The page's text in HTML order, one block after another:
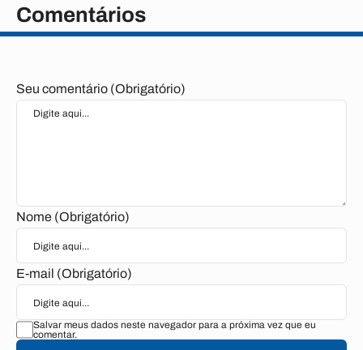
Comentários
Seu comentário (Obrigatório)
Nome (Obrigatório)
E-mail (Obrigatório)
Salvar meus dados neste navegador para a próxima vez que eu
comentar.